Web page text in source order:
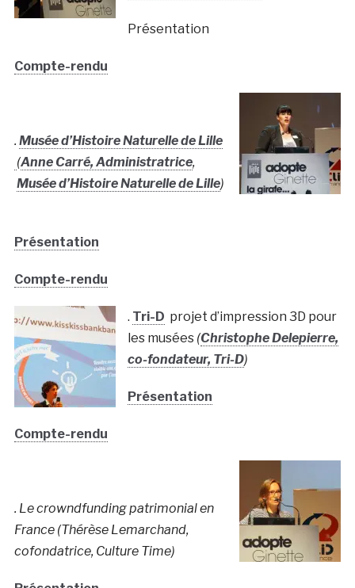
Présentation
Compte-rendu
. Musée d’Histoire Naturelle de Lille
(Anne Carré, Administratrice,
Musée d’Histoire Naturelle de Lille)
Présentation
Compte-rendu
. Tri-D projet d’impression 3D pour
les musées (Christophe Delepierre,
co-fondateur, Tri-D)
Présentation
Compte-rendu
. Le crowndfunding patrimonial en
France (Thérèse Lemarchand,
cofondatrice, Culture Time)